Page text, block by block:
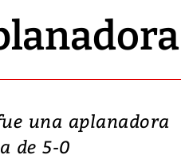
una aplanadora
de 5-0
Video, Japón: